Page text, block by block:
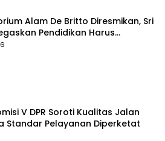
Alam De Britto Diresmikan, Sri
Pendidikan Harus
Karakter
V DPR Soroti Kualitas Jalan
Standar Pelayanan Diperketat